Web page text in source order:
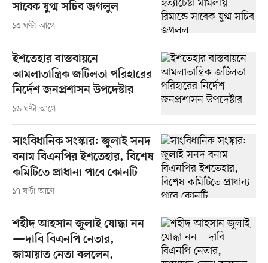
সাবেক যুগ্ম সচিব জগলুল
১৫ ঘণ্টা আগে
ইশতেহার বাস্তবায়নে
আমলাতান্ত্রিক জটিলতা পরিহারের
নির্দেশ জনপ্রশাসন উপদেষ্টার
১৬ ঘণ্টা আগে
সাংবিধানিক সংস্কার: জুলাই সনদ
বনাম বিএনপির ইশতেহার, বিশেষ
কমিটিতে প্রাধান্য পাবে কোনটি
১৭ ঘণ্টা আগে
শহীদ আহসান জুলাই যোদ্ধা নন
—দাবি বিএনপি নেতার,
জামায়াত নেতা বললেন,